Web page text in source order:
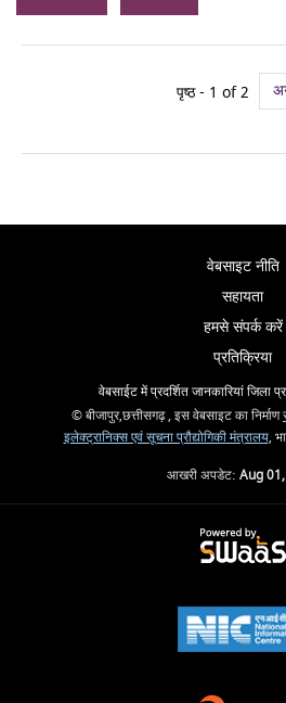
पृष्ठ - 1 of 2
वेबसाइट नीति
सहायता
हमसे संपर्क करें
प्रतिक्रिया
वेबसाईट में प्रदर्शित जानकारियां जिला
© बीजापुर,छत्तीसगढ़ , इस वेबसाइट का निर्माण
इलेक्ट्रानिक्स एवं सूचना प्रौद्योगिकी मंत्रालय,
आखरी अपडेट: Aug